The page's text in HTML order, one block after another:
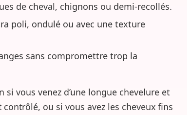
de cheval, chignons ou demi-recollés.
poli, ondulé ou avec une texture
sans compromettre trop la
si vous venez d’une longue chevelure et
ou si vous avez les cheveux fins